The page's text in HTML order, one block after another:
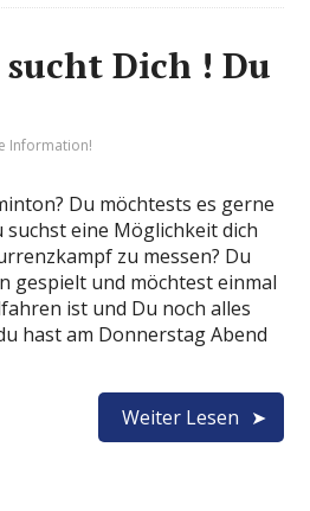
Dich ! Du
Information!
Du möchtests es gerne
eine Möglichkeit dich
zu messen? Du
gespielt und möchtest einmal
ist und Du noch alles
hast am Donnerstag Abend
Weiter Lesen